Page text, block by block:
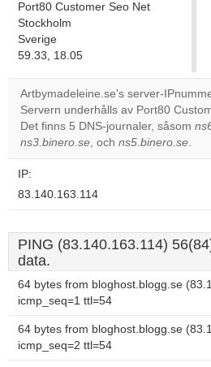
Port80 Customer Seo Net
Stockholm
Sverige
59.33, 18.05
Artbymadeleine.se's server-
Servern underhålls av Port80
Det finns 5 DNS-journaler, såsom
ns3.binero.se, och ns5.binero.se.
IP:
83.140.163.114
PING (83.140.163.114)
data.
64 bytes from bloghost.blogg.se
icmp_seq=1 ttl=54
64 bytes from bloghost.blogg.se
icmp_seq=2 ttl=54